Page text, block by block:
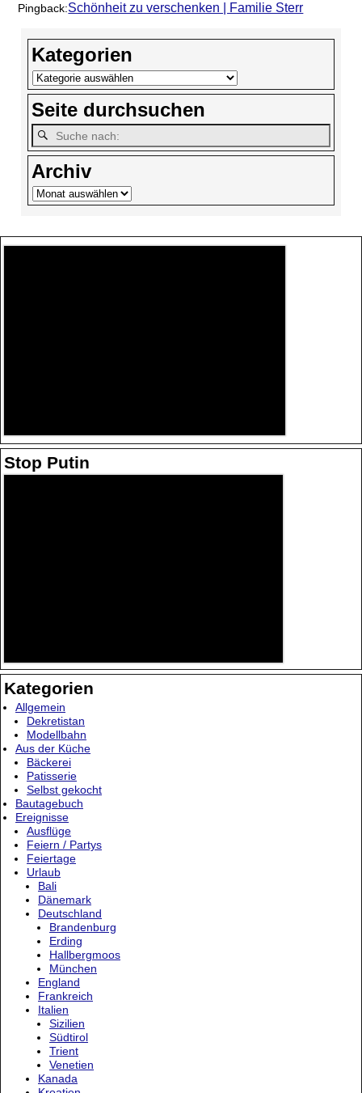
Pingback:Schönheit zu verschenken | Familie Sterr
Kategorien
Seite durchsuchen
Archiv
Stop Putin
Kategorien
Allgemein
Dekretistan
Modellbahn
Aus der Küche
Bäckerei
Patisserie
Selbst gekocht
Bautagebuch
Ereignisse
Ausflüge
Feiern / Partys
Feiertage
Urlaub
Bali
Dänemark
Deutschland
Brandenburg
Erding
Hallbergmoos
München
England
Frankreich
Italien
Sizilien
Südtirol
Trient
Venetien
Kanada